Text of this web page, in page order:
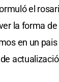
el
la forma
en un